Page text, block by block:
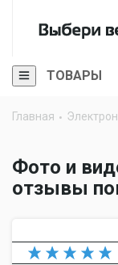
ТОВАРЫ
Главная
Фото и
отзывы